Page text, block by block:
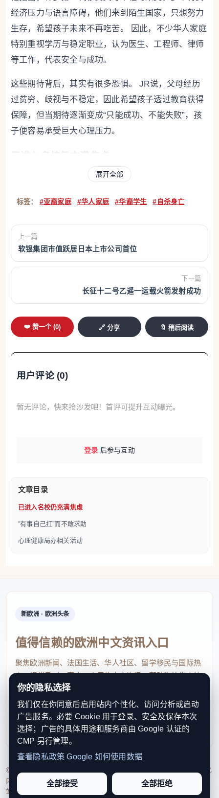
经济压力与语言障碍，他们来到陌生国家，只想努力
生存，希望孩子未来不再吃苦。 因此，不少华人家庭
特别重视学历与稳定职业，认为医生、工程师、律师
等工作，代表安全与成功。
这些期待背后，其实有很多恐惧。 JR说，父母经历
过贫穷、歧视与不稳定，因此希望孩子透过教育获得
保障，但当期待逐渐变成“只能成功、不能失败”，孩
子便容易承受巨大心理压力。
据他观察，不少亚裔学生即使进入名校，内心仍充满
人，久而久之，他们会把成绩和自我价值绑在一起。
JR分享，曾有一学生从小被视为“最有前途的孩子”，
亲友与社区不断称赞他聪明、优秀，认为他未来一定
能进顶尖名校。 后来，该学生顺利进入哈佛大学，但
入学后逐渐无法适应高强度竞争，开始怀疑自己不够
好，担心让家人失望，最终走向悲剧。 “很多人以为
后才真正崩溃。”
哥被斯坦福录取，你怎么只进UC Davis？”，便可能
出，华人文化强调隐忍、低调，“有事自己扛”，让不
年轻时曾长期陷入严重忧郁，但当他试着向家人表达
时，得到的回应却是“不要想太多”、“努力一点就好
不过，JR也观察到，年轻一代亚裔学生对心理健康议
题的活动却吸引超过70学生。 但他认为，真正的改变
JR表示，很多华人父母其实非常爱孩子，只是不知道
如何表达，有些父母会说：“我们为你牺牲这么多，还
有什么好抱怨？”这样的话，容易让孩子产生内疚感，
觉得自己不能失败。
他认为，父母可以谈自己的移民辛苦，但不应把压力
转嫁到孩子身上。 JR说，很多孩子真正需要听到
的，不是“你一定要成功”，而是即使失败，你还是被
爱的。
心理健康局办相关活动
展开全部
标签： #亚裔家庭 #华人家庭 #华裔学生 #自杀身亡
上一篇
软银集团市值跃居日本上市公司首位
下一篇
长征十二号乙遥一运载火箭发射成功
❤️ 赞一个 (0) 🔗 分享 🔖 稍后阅读
用户评论 (0)
暂无评论，快来抢沙发吧！首评可提升互动曝光。
登录 后参与互动
文章目录
已进入名校仍充满焦虑
“有事自己扛”而不敢求助
心理健康局办相关活动
新欧洲 · 欧洲头条
值得信赖的欧洲中文资讯入口
聚焦欧洲新闻、法国生活、华人社区、留学移民与国际热
点，提供及时、真实、实用的中文资讯，帮助海外华人快
速了解欧洲动态。
contact@xinouzhou.com
服务支持、版权与合作：工作日优先处理站务、投稿与权
利通知
© 2026 新欧洲·欧洲头条. All Rights Reserved. 本网站持续优化
内容透明度、联系方式与用户权利说明，以提升品牌信任感和
站点完整度。
你的隐私选择
我们仅在你同意后启用站内个性化、访问分析或启动
广告服务。必要 Cookie 用于登录、安全及保存本次
选择；广告的具体用途和服务商由 Google 认证的
CMP 另行管理。
查看隐私政策 Google 如何使用数据
全部接受 全部拒绝